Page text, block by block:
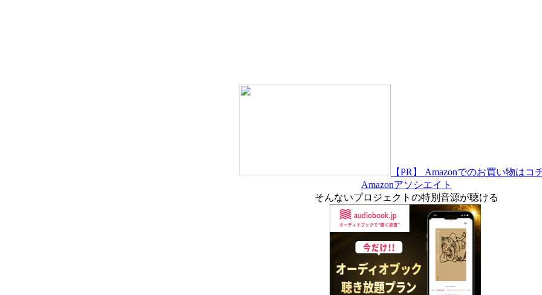
【PR】 Amazonでのお買い物はコ
Amazonアソシエイト
そんないプロジェクトの特別音源が聴ける